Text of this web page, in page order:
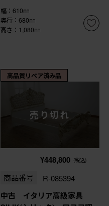
幅：610㎜
奥行：680㎜
高さ：1,080㎜
高品質リペア済み品
売り切れ
¥448,800 (税込)
商品番号 R-085394
中古 イタリア高級家具